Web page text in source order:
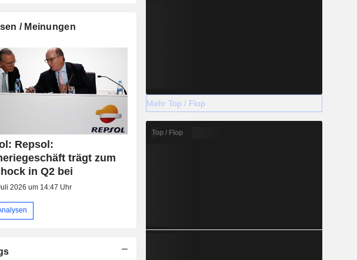
/ Meinungen
Repsol:
trägt zum
in Q2 bei
2026 um 14:47 Uhr
Mehr Top / Flop
Top / Flop